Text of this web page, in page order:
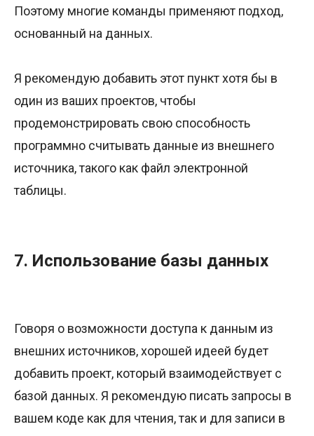
Поэтому многие команды применяют подход,
основанный на данных.
Я рекомендую добавить этот пункт хотя бы в
один из ваших проектов, чтобы
продемонстрировать свою способность
программно считывать данные из внешнего
источника, такого как файл электронной
таблицы.
7. Использование базы данных
Говоря о возможности доступа к данным из
внешних источников, хорошей идеей будет
добавить проект, который взаимодействует с
базой данных. Я рекомендую писать запросы в
вашем коде как для чтения, так и для записи в